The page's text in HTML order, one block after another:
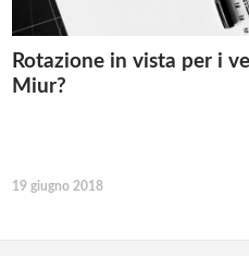
Rotazione in vista per i
Miur?
19 giugno 2018